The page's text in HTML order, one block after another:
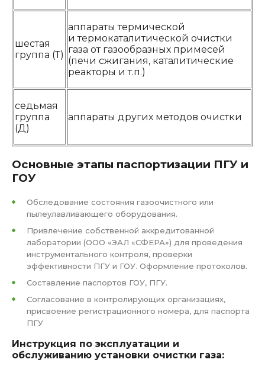
шестая
группа (Т)
аппараты термической
и термокаталитической очистки
газа от газообразных примесей
(печи сжигания, каталитические
реакторы и т.п.)
седьмая
группа
(Д)
аппараты других методов очистки
Основные этапы паспортизации ПГУ и
ГОУ
Обследование состояния газоочистного или
пылеулавливающего оборудования.
Привлечение собственной аккредитованной
лаборатории (ООО «ЭАЛ «СФЕРА») для проведения
инструментального контроля, проверки
эффективности ПГУ и ГОУ. Оформление протоколов.
Составление паспортов ГОУ, ПГУ.
Согласование в контролирующих организациях,
присвоение регистрационного номера, для паспорта
ПГУ
Инструкция по эксплуатации и
обслуживанию установки очистки газа: